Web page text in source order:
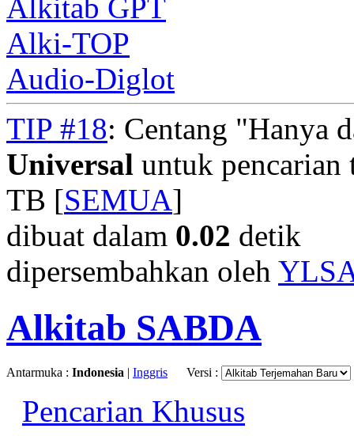
Alkitab GPT
Alki-TOP
Audio-Diglot
TIP #18: Centang "Hanya
Universal untuk pencarian
TB [SEMUA]
dibuat dalam 0.02 detik
dipersembahkan oleh
Alkitab SABDA
Antarmuka : Indonesia | Inggris Versi :
Pencarian Khusus